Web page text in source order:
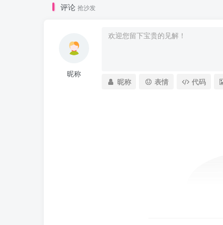
评论 抢沙发
昵称
昵称 表情 代码